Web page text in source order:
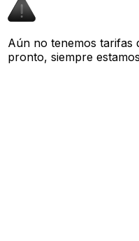
Aún no tenemos tarifas
pronto, siempre